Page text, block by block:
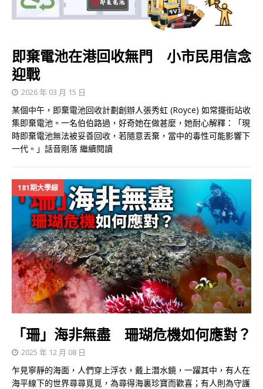
即棄電池在港回收無門 小市民用信念
迎戰
2026 年 03 月 15 日
某個中午，即棄電池回收計劃創辦人張秀虹 (Royce) 如常擺街站收
集即棄電池。一名伯伯路過，好奇她在做甚麼，她耐心解釋：「現
時即棄電池無法被妥善回收，若隨意丟棄，當中的毒性可能影響下
一代。」話音剛落 繼續閱讀
181期大學線
「珊」海非無盡 珊瑚危機如何應對？
2025 年 12 月 08 日
乍見寧靜的海面，人們穿上浮衣，戴上潛水鏡，一躍其中，有人在
海平線下的世界尋尋覓覓，為尋得海裏珍寶而歡喜；有人則為守護